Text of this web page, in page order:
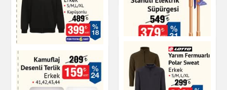
Giyim
Oyuncak Standlı
Elektrikli Süpürgesi
Fermuarlı Eşofman
Üstü Erkek
Giyim